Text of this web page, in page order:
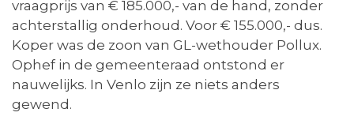
vraagprijs van € 185.000,- van de hand, zonder
achterstallig onderhoud. Voor € 155.000,- dus.
Koper was de zoon van GL-wethouder Pollux.
Ophef in de gemeenteraad ontstond er
nauwelijks. In Venlo zijn ze niets anders
gewend.